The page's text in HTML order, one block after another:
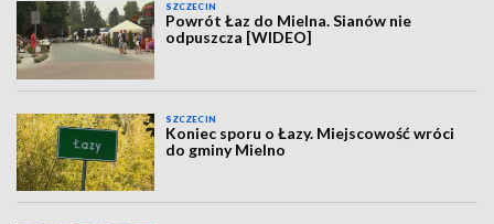
SZCZECIN
Powrót Łaz do Mielna. Sianów nie
odpuszcza [WIDEO]
SZCZECIN
Koniec sporu o Łazy. Miejscowość wróci
do gminy Mielno